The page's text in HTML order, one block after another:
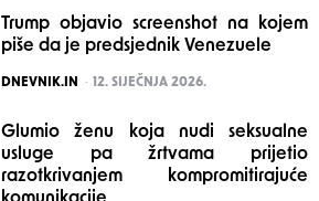
Trump objavio screenshot na kojem
piše da je predsjednik Venezuele
POSTED
DNEVNIK.IN 12. SIJEČNJA 2026.
Glumio ženu koja nudi seksualne
usluge pa žrtvama prijetio
razotkrivanjem kompromitirajuće